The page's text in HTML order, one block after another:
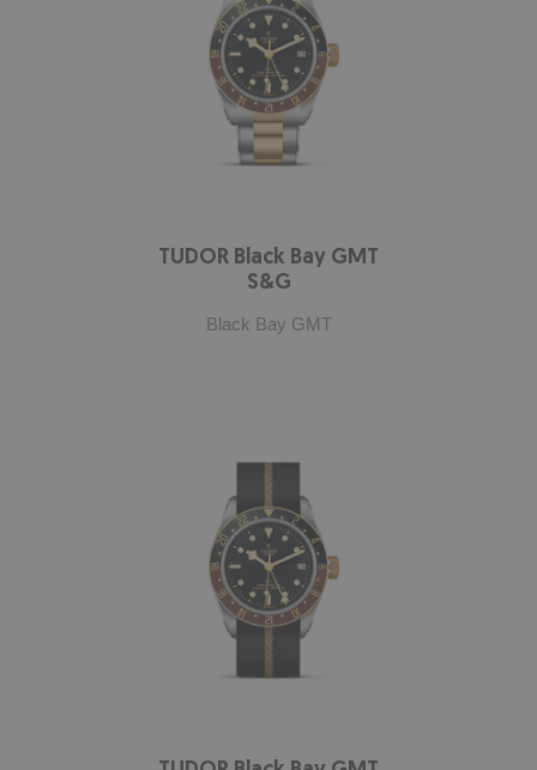
TUDOR Black Bay GMT
S&G
Black Bay GMT